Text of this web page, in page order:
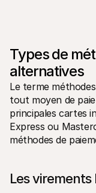
Types de
alternatives
Le terme
tout moyen de
principales cartes
Express ou
méthodes de
Les virements